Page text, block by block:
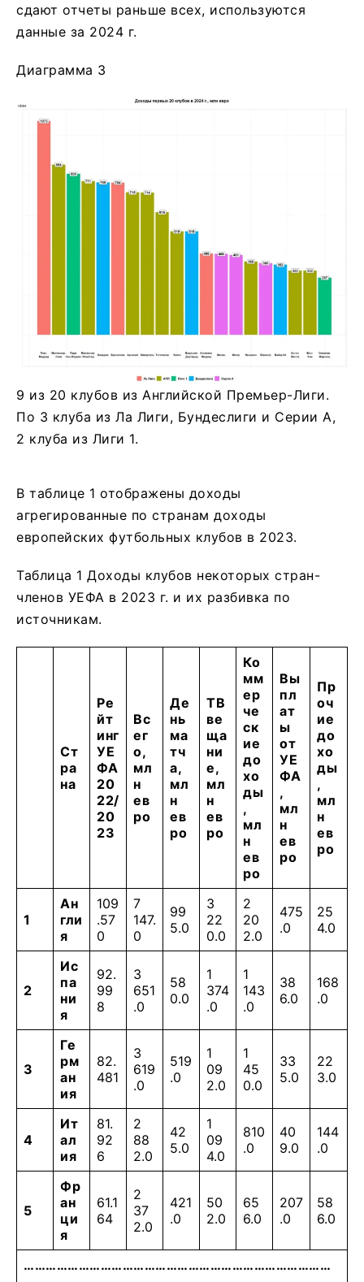
сдают отчеты раньше всех, используются
данные за 2024 г.
Диаграмма 3
9 из 20 клубов из Английской Премьер-Лиги.
По 3 клуба из Ла Лиги, Бундеслиги и Серии А,
2 клуба из Лиги 1.
В таблице 1 отображены доходы
агрегированные по странам доходы
европейских футбольных клубов в 2023.
Таблица 1 Доходы клубов некоторых стран-
членов УЕФА в 2023 г. и их разбивка по
источникам.
Ст
ра
на
Ре
йт
инг
УЕ
ФА
20
22/
20
23
Вс
ег
о,
мл
н
ев
ро
Де
нь
ма
тч
а,
мл
н
ев
ро
ТВ
ве
ща
ни
е,
мл
н
ев
ро
Ко
мм
ер
че
ск
ие
до
хо
ды
,
мл
н
ев
ро
Вы
пл
ат
ы
от
УЕ
ФА
,
мл
н
ев
ро
Пр
оч
ие
до
хо
ды
,
мл
н
ев
ро
1
Ан
гли
я
109
.57
0
7
147.
0
99
5.0
3
22
0.0
2
20
2.0
475
.0
25
4.0
2
Ис
па
ни
я
92.
99
8
3
651
.0
58
0.0
1
374
.0
1
143
.0
38
6.0
168
.0
3
Ге
рм
ан
ия
82.
481
3
619
.0
519
.0
1
09
2.0
1
45
0.0
33
5.0
22
3.0
4
Ит
ал
ия
81.
92
6
2
88
2.0
42
5.0
1
09
4.0
810
.0
40
9.0
144
.0
5
Фр
ан
ци
я
61.1
64
2
37
2.0
421
.0
50
2.0
65
6.0
207
.0
58
6.0
…………………………………………………………………………